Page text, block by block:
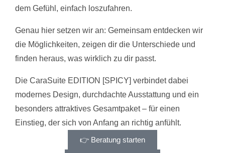
dem Gefühl, einfach loszufahren.
Genau hier setzen wir an: Gemeinsam entdecken wir
die Möglichkeiten, zeigen dir die Unterschiede und
finden heraus, was wirklich zu dir passt.
Die CaraSuite EDITION [SPICY] verbindet dabei
modernes Design, durchdachte Ausstattung und ein
besonders attraktives Gesamtpaket – für einen
Einstieg, der sich von Anfang an richtig anfühlt.
👉 Beratung starten